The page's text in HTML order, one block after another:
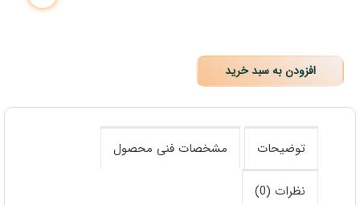
افزودن به سبد خرید
توضیحات مشخصات فنی محصول
نظرات (0)